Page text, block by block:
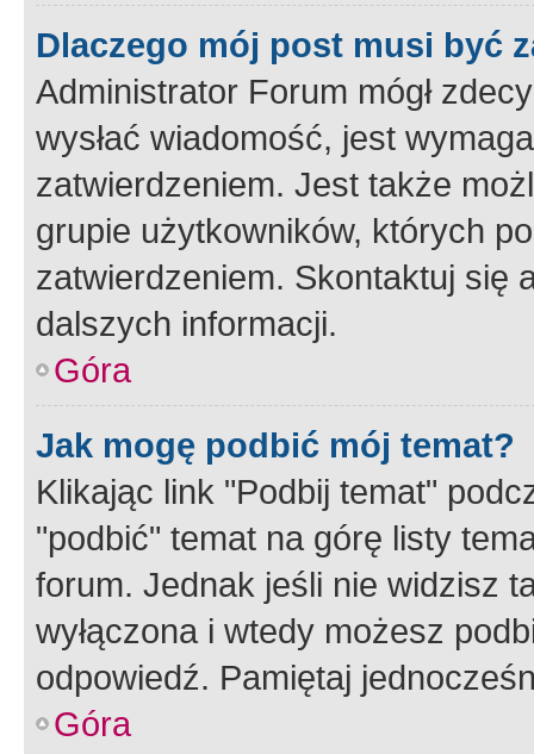
Dlaczego mój post musi być
Administrator Forum mógł
wysłać wiadomość, jest
zatwierdzeniem. Jest także
grupie użytkowników, których
zatwierdzeniem. Skontaktuj się
dalszych informacji.
Góra
Jak mogę podbić mój temat?
Klikając link "Podbij temat"
"podbić" temat na górę listy
forum. Jednak jeśli nie widzisz
wyłączona i wtedy możesz
odpowiedź. Pamiętaj
Góra